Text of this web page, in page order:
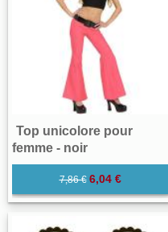
Top unicolore pour
femme - noir
7,86 € 6,04 €